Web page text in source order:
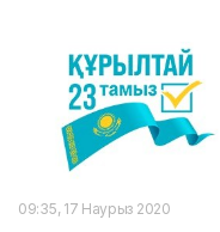
09:35, 17 Наурыз 2020